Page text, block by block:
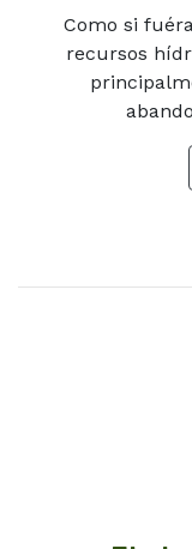
Como si
recursos